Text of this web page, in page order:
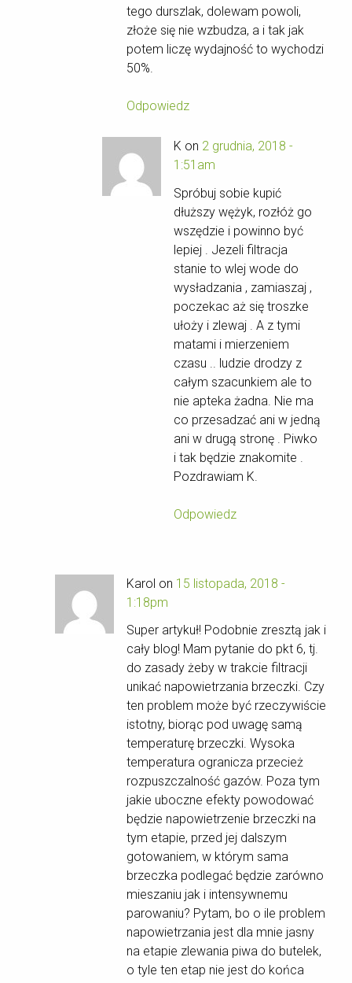
tego durszlak, dolewam powoli,
złoże się nie wzbudza, a i tak jak
potem liczę wydajność to wychodzi
50%.
Odpowiedz
K on 2 grudnia, 2018 -
1:51am
Spróbuj sobie kupić
dłuższy wężyk, rozłóż go
wszędzie i powinno być
lepiej . Jezeli filtracja
stanie to wlej wode do
wysładzania , zamiaszaj ,
poczekac aż się troszke
ułoży i zlewaj . A z tymi
matami i mierzeniem
czasu .. ludzie drodzy z
całym szacunkiem ale to
nie apteka żadna. Nie ma
co przesadzać ani w jedną
ani w drugą stronę . Piwko
i tak będzie znakomite .
Pozdrawiam K.
Odpowiedz
Karol on 15 listopada, 2018 -
1:18pm
Super artykuł! Podobnie zresztą jak i
cały blog! Mam pytanie do pkt 6, tj.
do zasady żeby w trakcie filtracji
unikać napowietrzania brzeczki. Czy
ten problem może być rzeczywiście
istotny, biorąc pod uwagę samą
temperaturę brzeczki. Wysoka
temperatura ogranicza przecież
rozpuszczalność gazów. Poza tym
jakie uboczne efekty powodować
będzie napowietrzenie brzeczki na
tym etapie, przed jej dalszym
gotowaniem, w którym sama
brzeczka podlegać będzie zarówno
mieszaniu jak i intensywnemu
parowaniu? Pytam, bo o ile problem
napowietrzania jest dla mnie jasny
na etapie zlewania piwa do butelek,
o tyle ten etap nie jest do końca